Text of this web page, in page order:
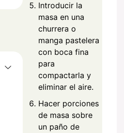
Introducir la
masa en una
churrera o
manga pastelera
con boca fina
para
compactarla y
eliminar el aire.
Hacer porciones
de masa sobre
un paño de